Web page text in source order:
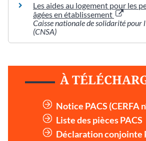
Les aides au logement pour les
âgées en établissement
Caisse nationale de solidarité pour
(CNSA)
À
Notice PACS (CERFA
Liste des pièces PACS
Déclaration conjointe